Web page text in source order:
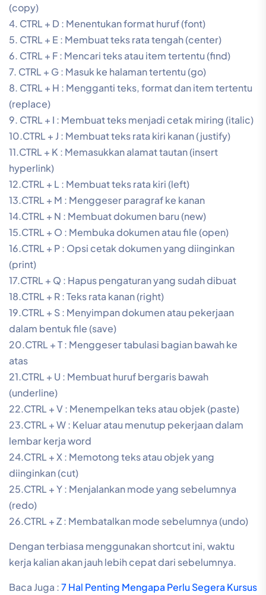
(copy)
4. CTRL + D : Menentukan format huruf (font)
5. CTRL + E : Membuat teks rata tengah (center)
6. CTRL + F : Mencari teks atau item tertentu (find)
7. CTRL + G : Masuk ke halaman tertentu (go)
8. CTRL + H : Mengganti teks, format dan item tertentu
(replace)
9. CTRL + I : Membuat teks menjadi cetak miring (italic)
10.CTRL + J : Membuat teks rata kiri kanan (justify)
11.CTRL + K : Memasukkan alamat tautan (insert
hyperlink)
12.CTRL + L : Membuat teks rata kiri (left)
13.CTRL + M : Menggeser paragraf ke kanan
14.CTRL + N : Membuat dokumen baru (new)
15.CTRL + O : Membuka dokumen atau file (open)
16.CTRL + P : Opsi cetak dokumen yang diinginkan
(print)
17.CTRL + Q : Hapus pengaturan yang sudah dibuat
18.CTRL + R : Teks rata kanan (right)
19.CTRL + S : Menyimpan dokumen atau pekerjaan
dalam bentuk file (save)
20.CTRL + T : Menggeser tabulasi bagian bawah ke
atas
21.CTRL + U : Membuat huruf bergaris bawah
(underline)
22.CTRL + V : Menempelkan teks atau objek (paste)
23.CTRL + W : Keluar atau menutup pekerjaan dalam
lembar kerja word
24.CTRL + X : Memotong teks atau objek yang
diinginkan (cut)
25.CTRL + Y : Menjalankan mode yang sebelumnya
(redo)
26.CTRL + Z : Membatalkan mode sebelumnya (undo)
Dengan terbiasa menggunakan shortcut ini, waktu
kerja kalian akan jauh lebih cepat dari sebelumnya.
Baca Juga :7 Hal Penting Mengapa Perlu Segera Kursus